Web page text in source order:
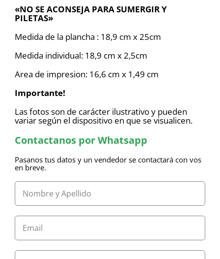
«NO SE ACONSEJA PARA SUMERGIR Y
PILETAS»
Medida de la plancha : 18,9 cm x 25cm
Medida individual: 18,9 cm x 2,5cm
Area de impresion: 16,6 cm x 1,49 cm
Importante!
Las fotos son de carácter ilustrativo y pueden
variar según el dispositivo en que se visualicen.
Contactanos por Whatsapp
Pasanos tus datos y un vendedor se contactará con vos
en breve.